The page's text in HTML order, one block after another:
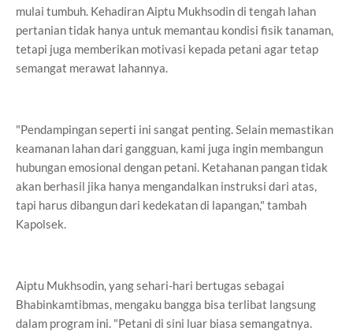
mulai tumbuh. Kehadiran Aiptu Mukhsodin di tengah lahan
pertanian tidak hanya untuk memantau kondisi fisik tanaman,
tetapi juga memberikan motivasi kepada petani agar tetap
semangat merawat lahannya.
"Pendampingan seperti ini sangat penting. Selain memastikan
keamanan lahan dari gangguan, kami juga ingin membangun
hubungan emosional dengan petani. Ketahanan pangan tidak
akan berhasil jika hanya mengandalkan instruksi dari atas,
tapi harus dibangun dari kedekatan di lapangan," tambah
Kapolsek.
Aiptu Mukhsodin, yang sehari-hari bertugas sebagai
Bhabinkamtibmas, mengaku bangga bisa terlibat langsung
dalam program ini. "Petani di sini luar biasa semangatnya.